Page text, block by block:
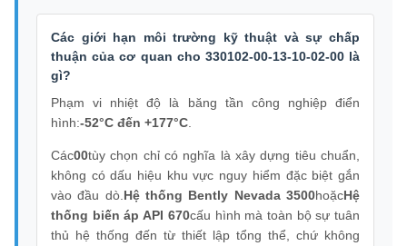
Các giới hạn môi trường kỹ thuật và sự chấp
thuận của cơ quan cho 330102-00-13-10-02-00 là
gì?
Phạm vi nhiệt độ là băng tần công nghiệp điển
hình:-52°C đến +177°C
Các00tùy chọn chỉ có nghĩa là xây dựng tiêu chuẩn,
không có dấu hiệu khu vực nguy hiểm đặc biệt gắn
vào đầu dò. Hệ thống Bently Nevada 3500hoặcHệ
thống biến áp API 670cấu hình mà toàn bộ sự tuân
thủ hệ thống đến từ thiết lập tổng thể, chứ không